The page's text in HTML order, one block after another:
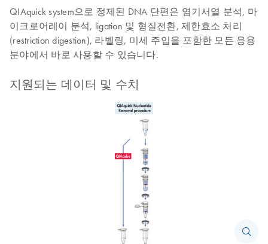
QIAquick system으로 정제된 DNA 단편은 염기서열 분석, 마
이크로어레이 분석, ligation 및 형질전환, 제한효소 처리
(restriction digestion), 라벨링, 미세 주입을 포함한 모든 응용
분야에서 바로 사용할 수 있습니다.
지원되는 데이터 및 수치